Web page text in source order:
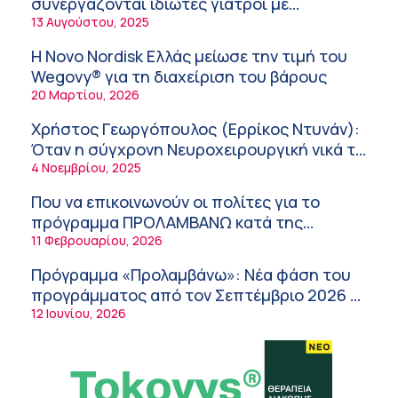
Σύσκεψη στον ΕΟΦ για την ομαλή
λειτουργία της εφοδιαστικής αλυσίδας των
φαρμάκων στη διάρκεια του καλοκαιριού
12:08 μμ
Μιχάλης Τάτσης, Insurance & Healthcare
Analyst, διευθυντής Επιχειρηματικής
Ανάπτυξης Ομίλου HHG
11:54 πμ
Kavita Patel: Ένα στα πέντε καινοτόμα
φάρμακα φτάνει τελικά στην Ελλάδα
9:21 πμ
Υπάρχει τελικά «δίαιτα θυρεοειδούς»; Τι
λέει η επιστήμη για τη διατροφή και τα
συμπληρώματα
7:38 πμ
Πυρκαγιά στη Δυτική Αττική: Οι κίνδυνοι για
νοσοκομεία του δημοσίου συστήματος
13 Αυγούστου, 2025
Η Novo Nordisk Ελλάς μείωσε την τιμή του
Wegovy® για τη διαχείριση του βάρους
20 Μαρτίου, 2026
Χρήστος Γεωργόπουλος (Ερρίκος Ντυνάν):
Όταν η σύγχρονη Νευροχειρουργική νικά το
φόβο!
4 Νοεμβρίου, 2025
Που να επικοινωνούν οι πολίτες για το
πρόγραμμα ΠΡΟΛΑΜΒΑΝΩ κατά της
παχυσαρκίας
11 Φεβρουαρίου, 2026
Πρόγραμμα «Προλαμβάνω»: Νέα φάση του
προγράμματος από τον Σεπτέμβριο 2026 –
Δωρεάν προληπτικές εξετάσεις έως το
12 Ιουνίου, 2026